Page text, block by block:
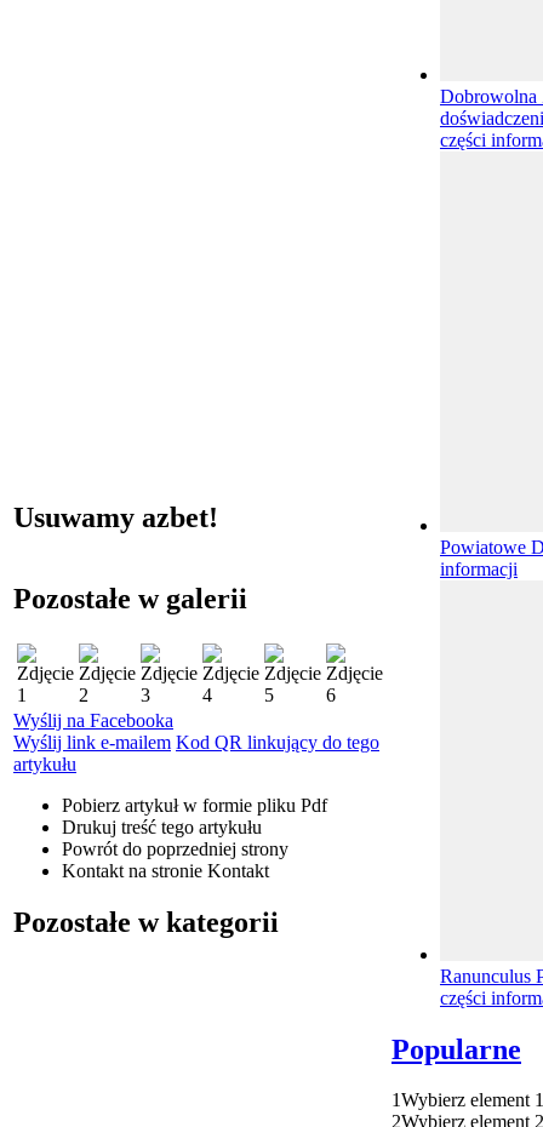
Usuwamy azbet!
Pozostałe w galerii
Wyślij na Facebooka
Wyślij link e-mailem Kod QR linkujący do tego
artykułu
Pobierz artykuł w formie pliku Pdf
Drukuj treść tego artykułu
Powrót do poprzedniej strony
Kontakt na stronie Kontakt
Pozostałe w kategorii
Dobrowolna
części
Powiatowe
informacji
Ranunculus
części
Popularne
1Wybierz element 1
2Wybierz element 2